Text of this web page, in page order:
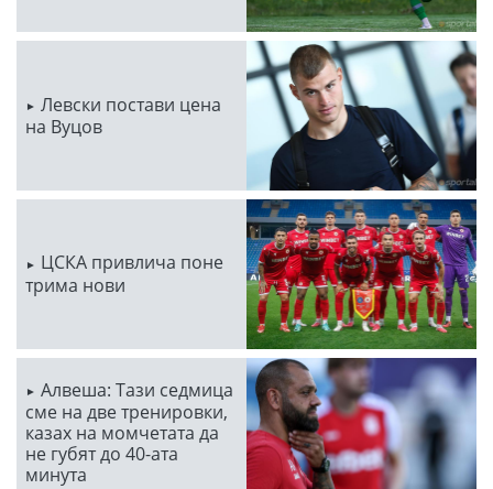
Левски постави цена
на Вуцов
ЦСКА привлича поне
трима нови
Алвеша: Тази седмица
сме на две тренировки,
казах на момчетата да
не губят до 40-ата
минута